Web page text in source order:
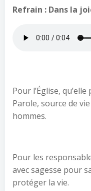
Refrain : Dans la
Pour l’Église,
Parole, source de
hommes.
Pour les
avec sagesse pour
protéger la vie.